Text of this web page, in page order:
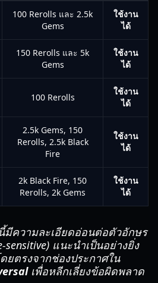
100 Rerolls และ 2.5k
Gems
ใช้งาน
ได้
150 Rerolls และ 5k
Gems
ใช้งาน
ได้
100 Rerolls
ใช้งาน
ได้
2.5k Gems, 150
Rerolls, 2.5k Black
Fire
ใช้งาน
ได้
2k Black Fire, 150
Rerolls, 2k Gems
ใช้งาน
ได้
มีความละเอียดอ่อนต่อตัวอักษร
sensitive) แนะนำเป็นอย่างยิ่ง
ยตรงจากช่องประกาศใน
เพื่อหลีกเลี่ยงข้อผิดพลาด